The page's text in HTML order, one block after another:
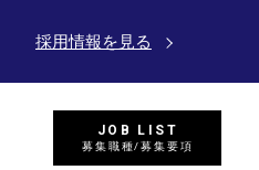
採用情報を見る
JOB LIST
募集職種/募集要項